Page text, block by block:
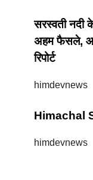
सरस्वती नदी
अहम फैसले,
रिपोर्ट
himdevnews
Himachal
himdevnews